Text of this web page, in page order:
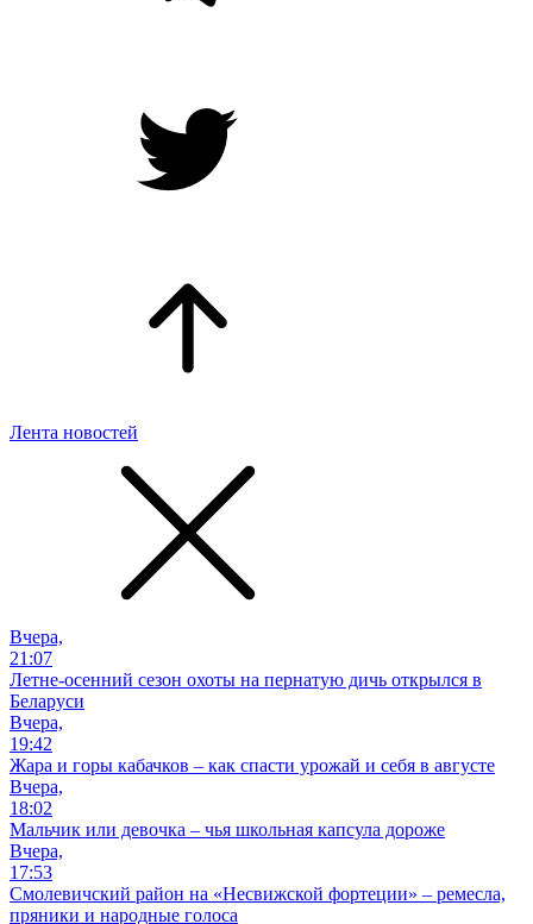
Лента новостей
Вчера,
21:07
Летне-осенний сезон охоты на пернатую дичь открылся в
Беларуси
Вчера,
19:42
Жара и горы кабачков – как спасти урожай и себя в августе
Вчера,
18:02
Мальчик или девочка – чья школьная капсула дороже
Вчера,
17:53
Смолевичский район на «Несвижской фортеции» – ремесла,
пряники и народные голоса